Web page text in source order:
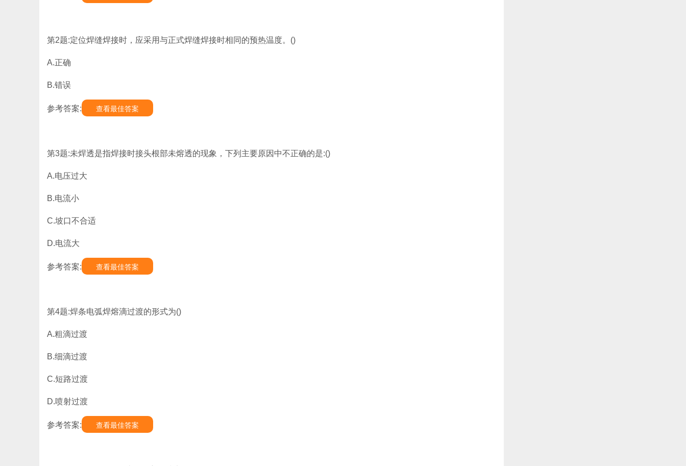
第2题:定位焊缝焊接时，应采用与正式焊缝焊接时相同的预热温度。()
A.正确
B.错误
参考答案: 查看最佳答案
第3题:未焊透是指焊接时接头根部未熔透的现象，下列主要原因中不正确的是:()
A.电压过大
B.电流小
C.坡口不合适
D.电流大
参考答案: 查看最佳答案
第4题:焊条电弧焊熔滴过渡的形式为()
A.粗滴过渡
B.细滴过渡
C.短路过渡
D.喷射过渡
参考答案: 查看最佳答案